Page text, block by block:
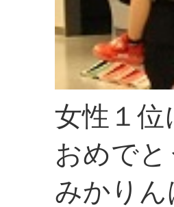
女性１
おめで
みかり